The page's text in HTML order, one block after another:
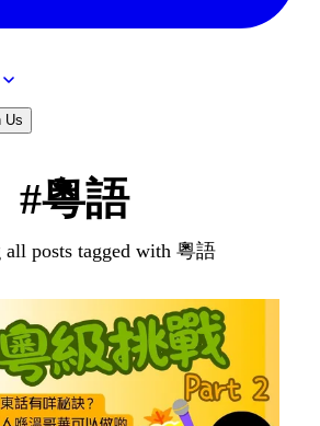
Us
#粵語
posts tagged with 粵語